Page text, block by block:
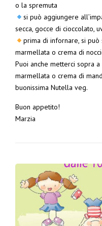
o la spremuta
si può aggiungere
secca, gocce di cioccolato,
prima di infornare, si
marmellata o crema di
Puoi anche metterci sopra
marmellata o crema di
buonissima Nutella veg.
Buon appetito!
Marzia